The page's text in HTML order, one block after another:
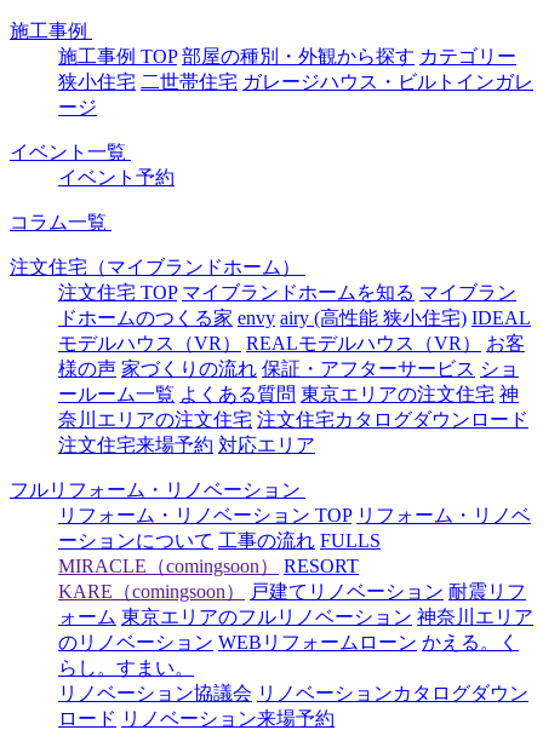
施工事例
施工事例 TOP 部屋の種別・外観から探す カテゴリー
狭小住宅 二世帯住宅 ガレージハウス・ビルトインガレ
ージ
イベント一覧
イベント予約
コラム一覧
注文住宅（マイブランドホーム）
注文住宅 TOP マイブランドホームを知る マイブラン
ドホームのつくる家 envy airy (高性能 狭小住宅) IDEAL
モデルハウス（VR）
REALモデルハウス（VR）
お客
様の声 家づくりの流れ 保証・アフターサービス ショ
ールーム一覧 よくある質問 東京エリアの注文住宅 神
奈川エリアの注文住宅 注文住宅カタログダウンロード
注文住宅来場予約 対応エリア
フルリフォーム・リノベーション
リフォーム・リノベーション TOP リフォーム・リノベ
ーションについて 工事の流れ FULLS
MIRACLE（comingsoon）
RESORT
KARE（comingsoon）
戸建てリノベーション 耐震リフ
ォーム 東京エリアのフルリノベーション 神奈川エリア
のリノベーション WEBリフォームローン かえる。く
らし。すまい。
リノベーション協議会 リノベーションカタログダウン
ロード リノベーション来場予約